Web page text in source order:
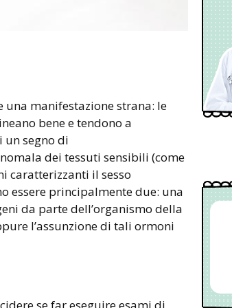
manifestazione strana: le
bene e tendono a
un segno di
dei tessuti sensibili (come
caratterizzanti il sesso
essere principalmente due: una
da parte dell’organismo della
l’assunzione di tali ormoni